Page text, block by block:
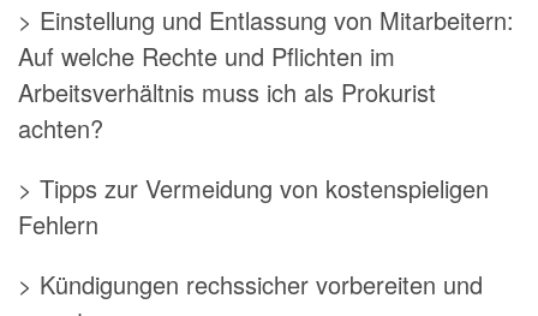
> Einstellung und Entlassung von Mitarbeitern:
Auf welche Rechte und Pflichten im
Arbeitsverhältnis muss ich als Prokurist
achten?
> Tipps zur Vermeidung von kostenspieligen
Fehlern
> Kündigungen rechssicher vorbereiten und